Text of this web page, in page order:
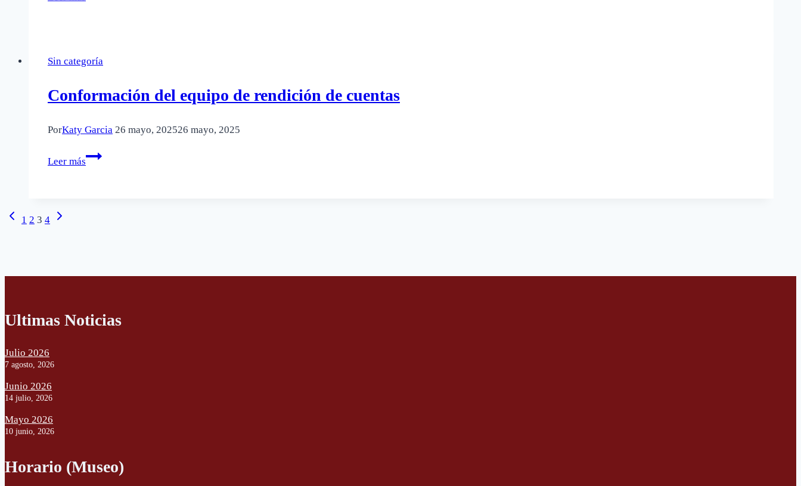
Sin categoría
Conformación del equipo de rendición de cuentas
PorKaty Garcia 26 mayo, 202526 mayo, 2025
Leer más
Conformación
Navegación
Página
1 2 3 4
Siguiente
Ultimas Noticias
Julio 2026
7 agosto, 2026
Junio 2026
14 julio, 2026
Mayo 2026
10 junio, 2026
Horario (Museo)